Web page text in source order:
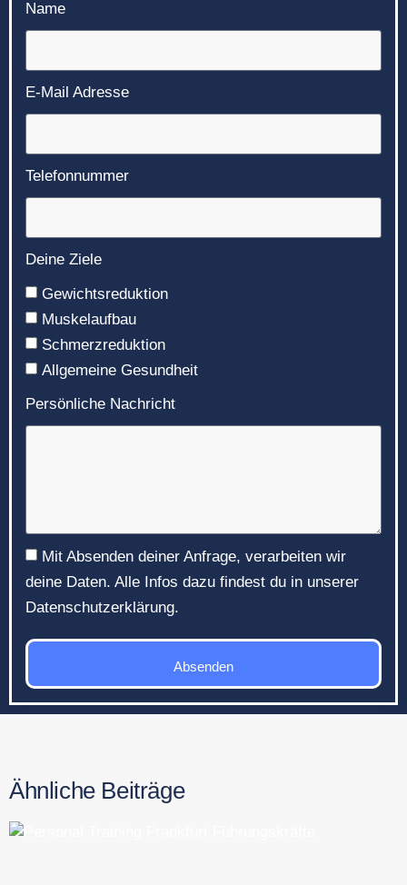
Name
E-Mail Adresse
Telefonnummer
Deine Ziele
Gewichtsreduktion
Muskelaufbau
Schmerzreduktion
Allgemeine Gesundheit
Persönliche Nachricht
Mit Absenden deiner Anfrage, verarbeiten wir
deine Daten. Alle Infos dazu findest du in unserer
Datenschutzerklärung.
Absenden
Ähnliche Beiträge